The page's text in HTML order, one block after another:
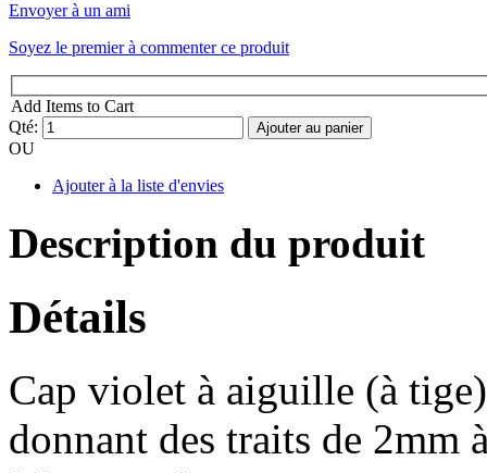
Envoyer à un ami
Soyez le premier à commenter ce produit
Add Items to Cart
Qté:
Ajouter au panier
OU
Ajouter à la liste d'envies
Description du produit
Détails
Cap violet à aiguille (à
donnant des traits de 2mm